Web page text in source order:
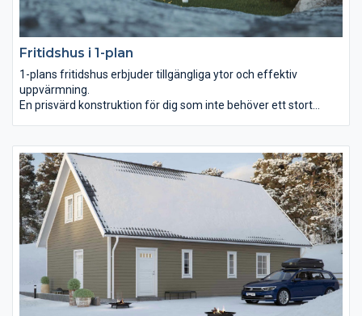
Fritidshus i 1-plan
1-plans fritidshus erbjuder tillgängliga ytor och effektiv
uppvärmning.
En prisvärd konstruktion för dig som inte behöver ett stort